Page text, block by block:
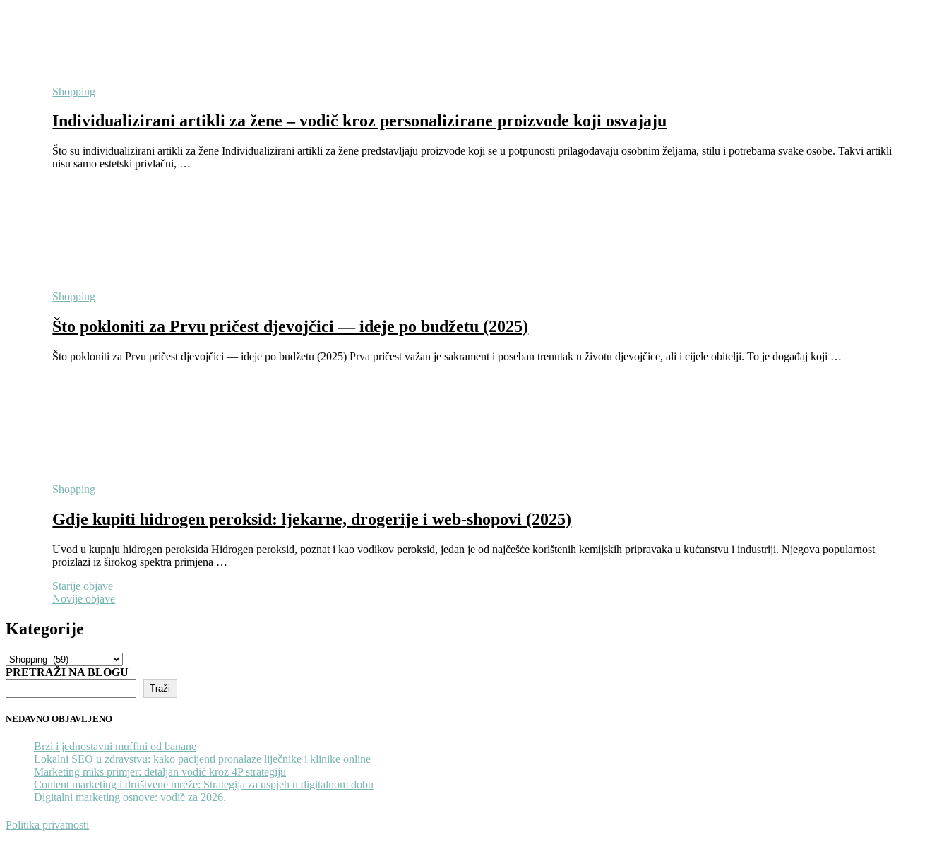
Shopping
Individualizirani artikli za žene – vodič kroz personalizirane proizvode koji osvajaju
Što su individualizirani artikli za žene Individualizirani artikli za žene predstavljaju proizvode koji se u potpunosti prilagođavaju osobnim željama, stilu i potrebama svake osobe. Takvi artikli
nisu samo estetski privlačni, …
Shopping
Što pokloniti za Prvu pričest djevojčici — ideje po budžetu (2025)
Što pokloniti za Prvu pričest djevojčici — ideje po budžetu (2025) Prva pričest važan je sakrament i poseban trenutak u životu djevojčice, ali i cijele obitelji. To je događaj koji …
Shopping
Gdje kupiti hidrogen peroksid: ljekarne, drogerije i web-shopovi (2025)
Uvod u kupnju hidrogen peroksida Hidrogen peroksid, poznat i kao vodikov peroksid, jedan je od najčešće korištenih kemijskih pripravaka u kućanstvu i industriji. Njegova popularnost
proizlazi iz širokog spektra primjena …
Navigacija
objava
Starije objave
Novije objave
Kategorije
Kategorije
PRETRAŽI NA BLOGU
Traži
NEDAVNO OBJAVLJENO
Brzi i jednostavni muffini od banane
Lokalni SEO u zdravstvu: kako pacijenti pronalaze liječnike i klinike online
Marketing miks primjer: detaljan vodič kroz 4P strategiju
Content marketing i društvene mreže: Strategija za uspjeh u digitalnom dobu
Digitalni marketing osnove: vodič za 2026.
Politika privatnosti